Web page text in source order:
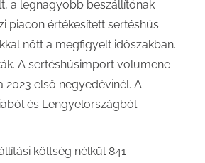
a legnagyobb beszállítónak
piacon értékesített sertéshús
nőtt a megfigyelt időszakban.
A sertéshúsimport volumene
2023 első negyedévinél. A
és Lengyelországból
költség nélkül 841